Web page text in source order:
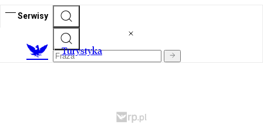
Serwisy
Turystyka